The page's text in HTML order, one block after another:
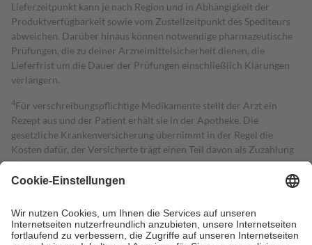
Lieferzeitpunkt kann je nach Region und in Abhängigkeit der
Produktverfügbarkeit sowie vom Zustellzeitpunkt des Spediteurs
abweichen. Darüber hinaus können notwendige pharmazeutische
Prüfungen, die zu deiner Arzneimittelsicherheit dienen, die
Lieferfrist um die Dauer der Prüfungen einschließlich Klärungen
verlängern.
4Für verschreibungspflichtige Medikamente stellt der Arzt ein
Rezept aus und der Patient erhält sie in der Apotheke. Die
gesetzliche Krankenversicherung übernimmt in der Regel die
Kosten dafür, der Versicherte trägt einen Teil davon als Zuzahlung
mit.
Grundsätzlich leisten Mitglieder Zuzahlungen in Höhe von zehn
höchstens zehn Euro.
Es sind jedoch nie mehr als die tatsächlichen
Kosten der Leistung zu entrichten.
Diese Regeln gelten grundsätzlich auch für Online-Apotheken.